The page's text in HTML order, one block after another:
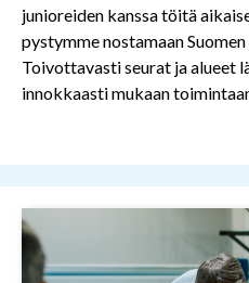
junioreiden kanssa töitä
pystymme nostamaan
Toivottavasti seurat ja alueet
innokkaasti mukaan